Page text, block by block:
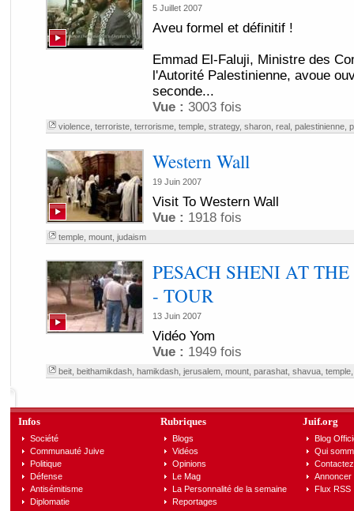
5 Juillet 2007
Aveu formel et définitif !
Emmad El-Faluji, Ministre des
l'Autorité Palestinienne, avoue
seconde...
Vue : 3003 fois
violence, terroriste, terrorisme, temple, strategy, sharon, real, palestinienne,
Western Wall
19 Juin 2007
Visit To Western Wall
Vue : 1918 fois
temple, mount, judaism
PESACH SHENI AT
- TOUR
13 Juin 2007
Vidéo Yom
Vue : 1949 fois
beit, beithamikdash, hamikdash, jerusalem, mount, parashat, shavua, temple
Infos
Société
Communauté Juive
Politique
Défense
Antisémitisme
Diplomatie
Rubriques
Blogs
Vidéos
Opinions
Le Mag
La Personnalité de la semaine
Reportages
Juif.org
Blog
Qui
Annoncer
Flux RSS